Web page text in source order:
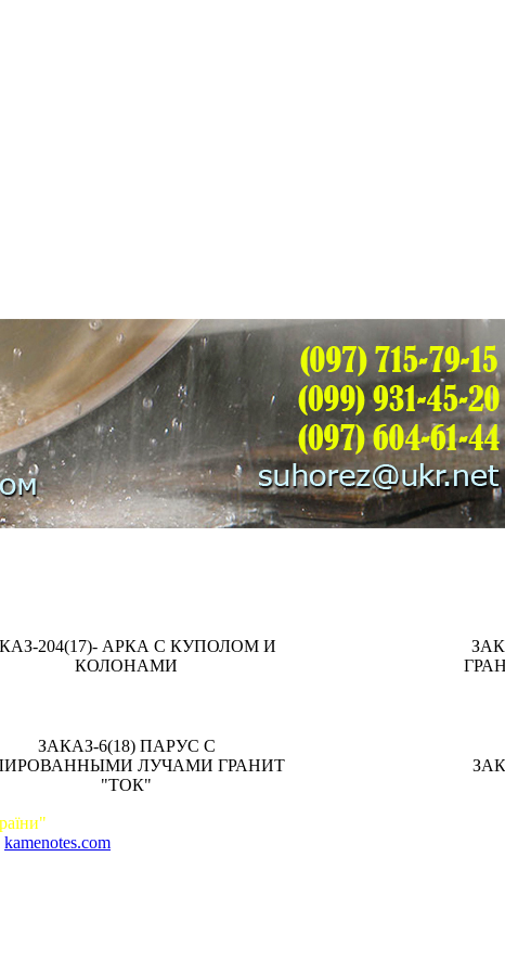
204(17)- АРКА С КУПОЛОМ И
КОЛОНАМИ
ЗАКАЗ-6(18) ПАРУС С
ЛУЧАМИ ГРАНИТ
"ТОК"
kamenotes.com